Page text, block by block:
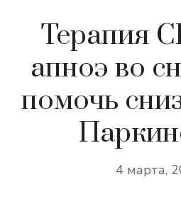
Терапия
апноэ во
помочь
4 марта,